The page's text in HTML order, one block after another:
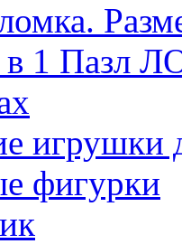
в 1
игрушки
фигурки